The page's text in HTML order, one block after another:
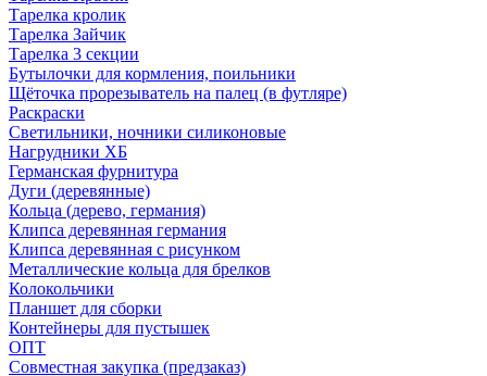
Тарелка кролик
Тарелка Зайчик
Тарелка 3 секции
Бутылочки для кормления, поильники
Щёточка прорезыватель на палец (в футляре)
Раскраски
Светильники, ночники силиконовые
Нагрудники ХБ
Германская фурнитура
Дуги (деревянные)
Кольца (дерево, германия)
Клипса деревянная германия
Клипса деревянная с рисунком
Металлические кольца для брелков
Колокольчики
Планшет для сборки
Контейнеры для пустышек
ОПТ
Совместная закупка (предзаказ)